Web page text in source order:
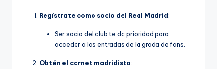
Regístrate como socio del Real Madrid:
Ser socio del club te da prioridad para
acceder a las entradas de la grada de fans.
Obtén el carnet madridista: